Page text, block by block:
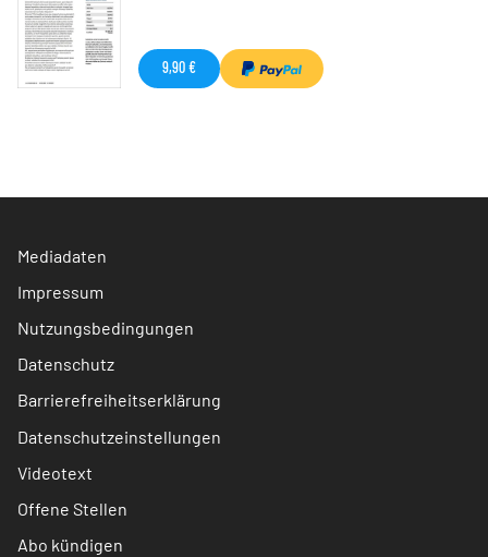
9,90 €
Mediadaten
Impressum
Nutzungsbedingungen
Datenschutz
Barrierefreiheitserklärung
Datenschutzeinstellungen
Videotext
Offene Stellen
Abo kündigen